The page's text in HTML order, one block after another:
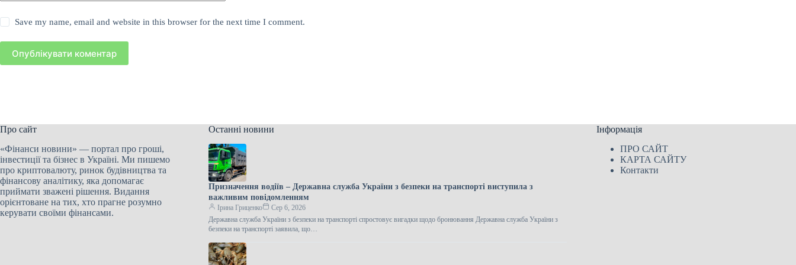
Save my name, email and website in this browser for the next time I comment.
Опублікувати коментар
Про сайт
«Фінанси новини» — портал про гроші,
інвестиції та бізнес в Україні. Ми пишемо
про криптовалюту, ринок будівництва та
фінансову аналітику, яка допомагає
приймати зважені рішення. Видання
орієнтоване на тих, хто прагне розумно
керувати своїми фінансами.
Останні новини
Призначення водіїв – Державна служба України з безпеки на транспорті виступила з
важливим повідомленням
Ірина Гриценко
Сер 6, 2026
Державна служба України з безпеки на транспорті спростовує вигадки щодо бронювання Державна служба України з
безпеки на транспорті заявила, що…
Інформація
ПРО САЙТ
КАРТА САЙТУ
Контакти